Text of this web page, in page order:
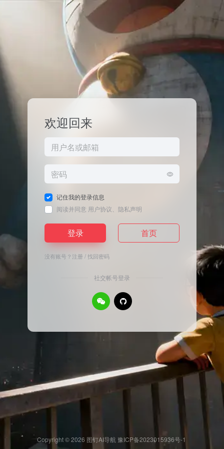
欢迎回来
记住我的登录信息
阅读并同意 用户协议 隐私声明
登录 首页
没有账号？ 注册 /找回密码
社交帐号登录
Copyright © 2026 图钉AI导航 豫ICP备2023015936号-1